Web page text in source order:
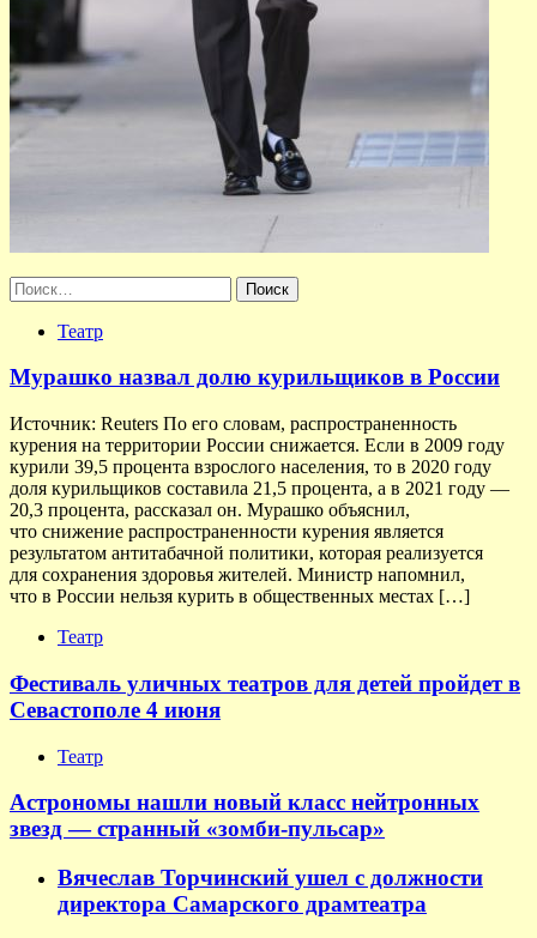
Найти:
Театр
Мурашко назвал долю курильщиков в России
Источник: Reuters По его словам, распространенность
курения на территории России снижается. Если в 2009 году
курили 39,5 процента взрослого населения, то в 2020 году
доля курильщиков составила 21,5 процента, а в 2021 году —
20,3 процента, рассказал он. Мурашко объяснил,
что снижение распространенности курения является
результатом антитабачной политики, которая реализуется
для сохранения здоровья жителей. Министр напомнил,
что в России нельзя курить в общественных местах […]
Театр
Фестиваль уличных театров для детей пройдет в
Севастополе 4 июня
Театр
Астрономы нашли новый класс нейтронных
звезд — странный «зомби-пульсар»
Вячеслав Торчинский ушел с должности
директора Самарского драмтеатра